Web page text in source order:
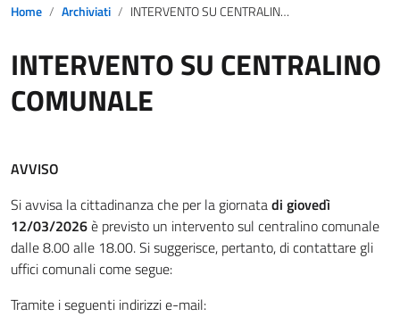
Home Archiviati INTERVENTO SU CENTRALINO COMUNALE
INTERVENTO SU CENTRALINO
COMUNALE
AVVISO
Si avvisa la cittadinanza che per la giornatadi giovedì
12/03/2026è previsto un intervento sul centralino comunale
dalle 8.00 alle 18.00. Si suggerisce, pertanto, di contattare gli
uffici comunali come segue:
Tramite i seguenti indirizzi e-mail: